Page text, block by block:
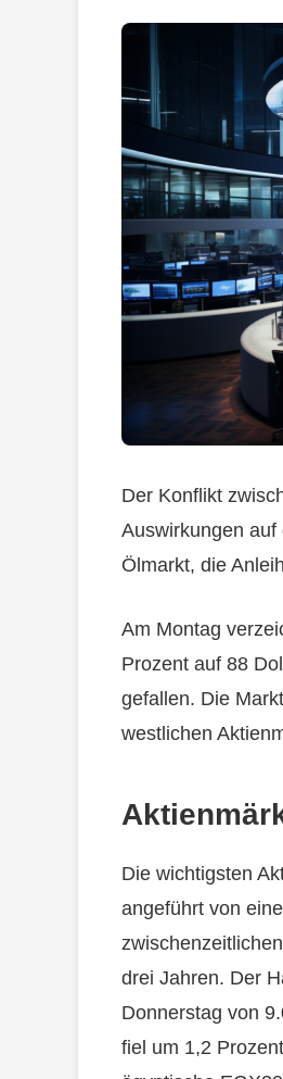
Der Konflikt
Auswirkungen
Ölmarkt, die
Am Montag
Prozent auf 88
gefallen. Die
westlichen
Die wichtigsten
angeführt von
drei Jahren. Der
Donnerstag von
fiel um 1,2